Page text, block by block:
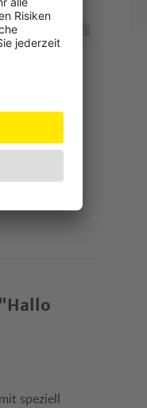
speziell